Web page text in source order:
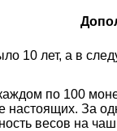
10 лет, а в
по 100
настоящих. За
весов на